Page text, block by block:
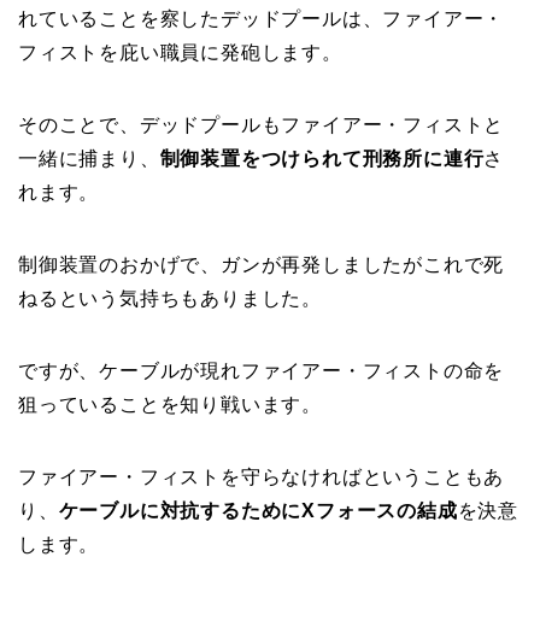
れていることを察したデッドプールは、ファイアー・
フィストを庇い職員に発砲します。
そのことで、デッドプールもファイアー・フィストと
一緒に捕まり、 制御装置をつけられて刑務所に連行さ
れます。
制御装置のおかげで、ガンが再発しましたがこれで死
ねるという気持ちもありました。
ですが、ケーブルが現れファイアー・フィストの命を
狙っていることを知り戦います。
ファイアー・フィストを守らなければということもあ
り、 ケーブルに対抗するためにXフォースの結成を決意
します。